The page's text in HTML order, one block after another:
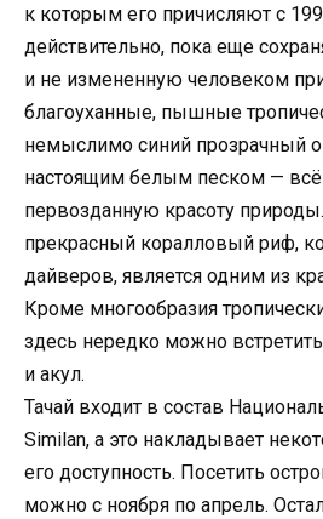
к которым его причисляют с
действительно, пока еще
и не измененную человеком
благоуханные, пышные
немыслимо синий прозрачный
настоящим белым песком — всё
первозданную красоту
прекрасный коралловый риф,
дайверов, является одним из
Кроме многообразия
здесь нередко можно встретить
и акул.
Тачай входит в состав
Similan, а это накладывает
его доступность. Посетить
можно с ноября по апрель.